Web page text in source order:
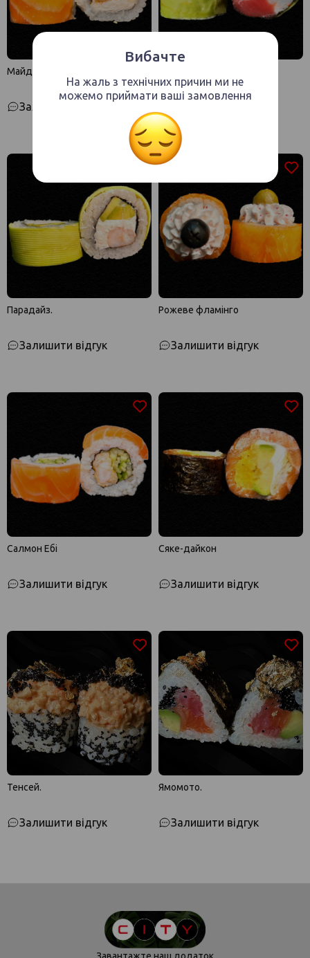
Вибачте
На жаль з технічних причин ми не
можемо приймати ваші замовлення
Майден
Залишити відгук
Парадайз.
Залишити відгук
Рожеве фламінго
Залишити відгук
Салмон Ебі
Залишити відгук
Сяке-дайкон
Залишити відгук
Тенсей.
Залишити відгук
Ямомото.
Залишити відгук